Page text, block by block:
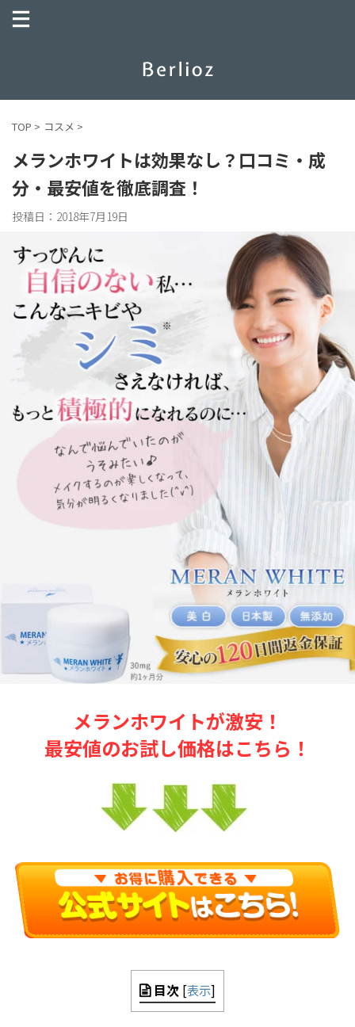
TOP > コスメ >
メランホワイトは効果なし？口コミ・成
分・最安値を徹底調査！
投稿日： 2018年7月19日
メランホワイトが激安！
最安値のお試し価格はこちら！
目次 [表示]